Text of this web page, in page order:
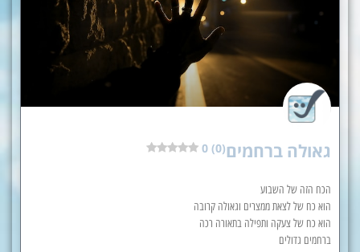
גאולה ברחמים0 (0)
הכח הזה של השבוע
הוא כח של לצאת ממצרים וגאולה קרובה
הוא כח של צעקה ותפילה בתאורה רכה
ברחמים גדולים